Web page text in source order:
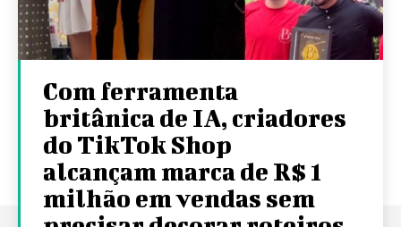
Com ferramenta
britânica de IA, criadores
do TikTok Shop
alcançam marca de R$ 1
milhão em vendas sem